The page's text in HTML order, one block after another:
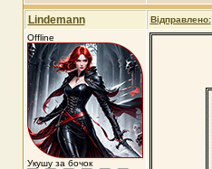
Lindemann Відправлено:
Offline
Укушу за бочок